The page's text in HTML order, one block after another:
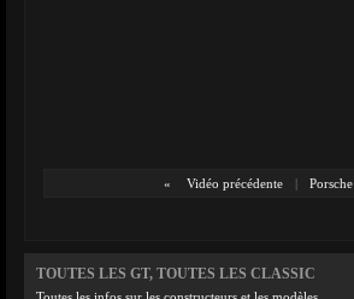
« Vidéo précédente | Porsche
TOUTES LES GT, TOUTES LES CLASSIC